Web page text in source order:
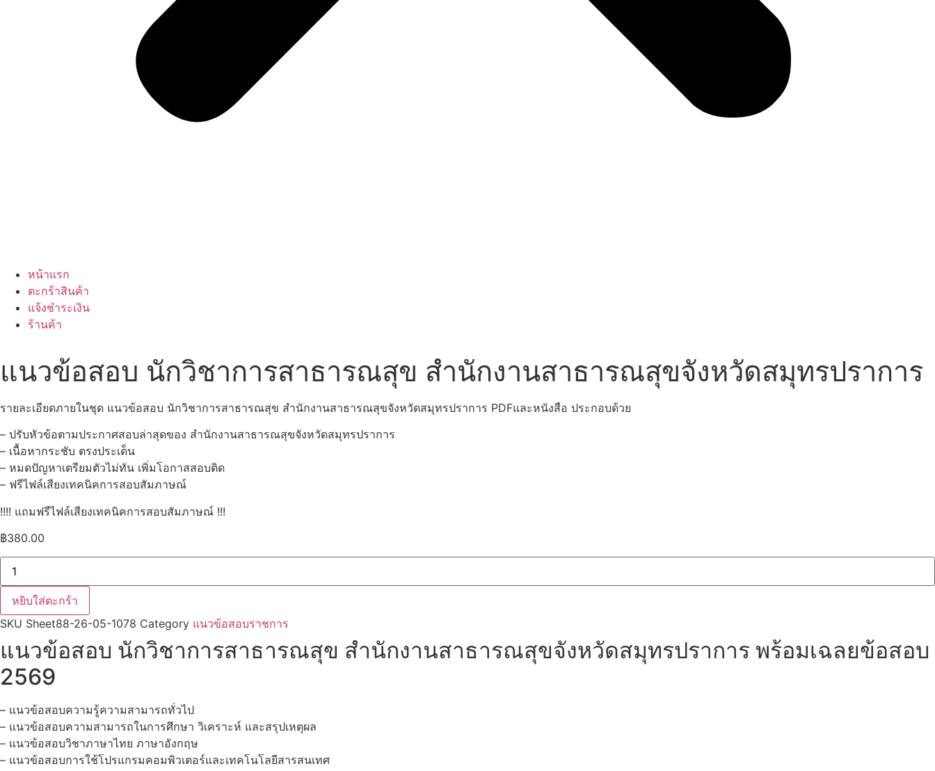
หน้าแรก
ตะกร้าสินค้า
แจ้งชำระเงิน
ร้านค้า
แนวข้อสอบ นักวิชาการสาธารณสุข สำนักงานสาธารณสุขจังหวัดสมุทรปราการ
รายละเอียดภายในชุด แนวข้อสอบ นักวิชาการสาธารณสุข สำนักงานสาธารณสุขจังหวัดสมุทรปราการ PDFและหนังสือ ประกอบด้วย
– ปรับหัวข้อตามประกาศสอบล่าสุดของ สำนักงานสาธารณสุขจังหวัดสมุทรปราการ
– เนื้อหากระชับ ตรงประเด็น
– หมดปัญหาเตรียมตัวไม่ทัน เพิ่มโอกาสสอบติด
– ฟรีไฟล์เสียงเทคนิคการสอบสัมภาษณ์
!!!! แถมฟรีไฟล์เสียงเทคนิคการสอบสัมภาษณ์ !!!
฿380.00
จำนวน
แนว
ข้อสอบ
วิชาการ
สาธารณสุข
สำนักงาน
สาธารณสุข
จังหวัด
สมุทรปราการ
ชิ้น
หยิบใส่ตะกร้า
SKU Sheet88-26-05-1078 Category แนวข้อสอบราชการ
แนวข้อสอบ นักวิชาการสาธารณสุข สำนักงานสาธารณสุขจังหวัดสมุทรปราการ พร้อมเฉลยข้อสอบ
2569
– แนวข้อสอบความรู้ความสามารถทั่วไป
– แนวข้อสอบความสามารถในการศึกษา วิเคราะห์ และสรุปเหตุผล
– แนวข้อสอบวิชาภาษาไทย ภาษาอังกฤษ
– แนวข้อสอบการใช้โปรแกรมคอมพิวเตอร์และเทคโนโลยีสารสนเทศ